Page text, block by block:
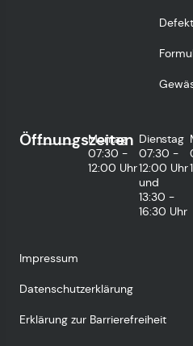
Öffnungszeiten
Montag
07:30 -
12:00 Uhr
Dienstag
07:30 -
12:00 Uhr
und
13:30 -
16:30 Uhr
Impressum
Datenschutzerklärung
Erklärung zur Barrierefreiheit